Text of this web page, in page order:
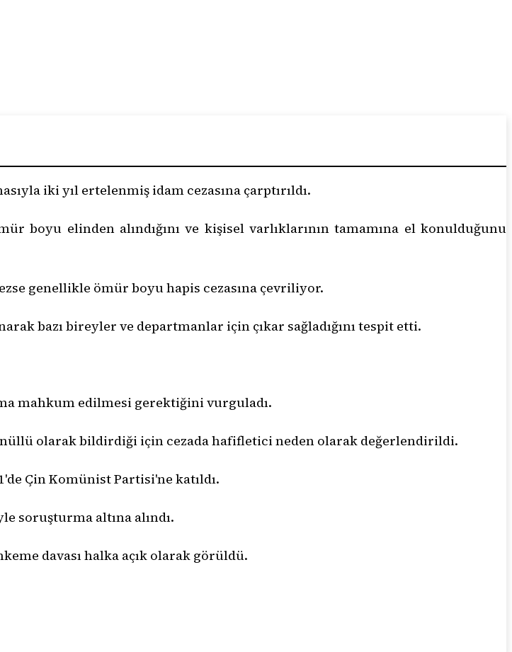
iki yıl ertelenmiş idam cezasına çarptırıldı.
boyu elinden alındığını ve kişisel varlıklarının tamamına el konulduğunu
genellikle ömür boyu hapis cezasına çevriliyor.
bazı bireyler ve departmanlar için çıkar sağladığını tespit etti.
mahkum edilmesi gerektiğini vurguladı.
olarak bildirdiği için cezada hafifletici neden olarak değerlendirildi.
Çin Komünist Partisi'ne katıldı.
soruşturma altına alındı.
davası halka açık olarak görüldü.